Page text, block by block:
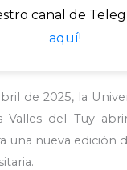
canal de
aquí!
de 2025, la
Valles del Tuy
una nueva edición